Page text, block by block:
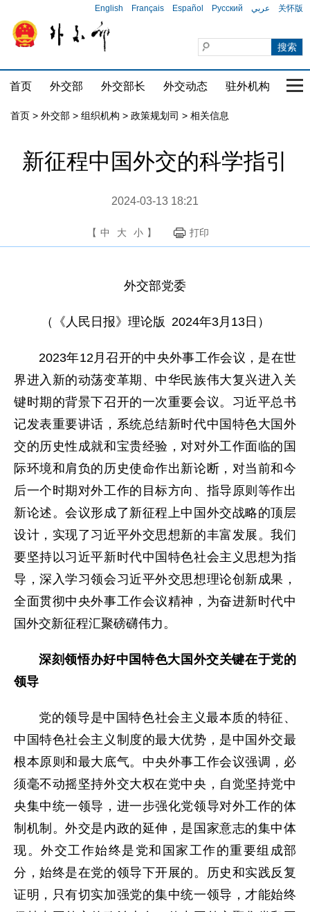
English Français Español Русский عربي 关怀版
首页 外交部 外交部长 外交动态 驻外机构 国
首页 > 外交部 > 组织机构 > 政策规划司 > 相关信息
新征程中国外交的科学指引
2024-03-13 18:21
【 中 大 小 】 打印
外交部党委
（《人民日报》理论版 2024年3月13日）
2023年12月召开的中央外事工作会议，是在世
界进入新的动荡变革期、中华民族伟大复兴进入关
键时期的背景下召开的一次重要会议。习近平总书
记发表重要讲话，系统总结新时代中国特色大国外
交的历史性成就和宝贵经验，对对外工作面临的国
际环境和肩负的历史使命作出新论断，对当前和今
后一个时期对外工作的目标方向、指导原则等作出
新论述。会议形成了新征程上中国外交战略的顶层
设计，实现了习近平外交思想新的丰富发展。我们
要坚持以习近平新时代中国特色社会主义思想为指
导，深入学习领会习近平外交思想理论创新成果，
全面贯彻中央外事工作会议精神，为奋进新时代中
国外交新征程汇聚磅礴伟力。
深刻领悟办好中国特色大国外交关键在于党的
领导
党的领导是中国特色社会主义最本质的特征、
中国特色社会主义制度的最大优势，是中国外交最
根本原则和最大底气。中央外事工作会议强调，必
须毫不动摇坚持外交大权在党中央，自觉坚持党中
央集中统一领导，进一步强化党领导对外工作的体
制机制。外交是内政的延伸，是国家意志的集中体
现。外交工作始终是党和国家工作的重要组成部
分，始终是在党的领导下开展的。历史和实践反复
证明，只有切实加强党的集中统一领导，才能始终